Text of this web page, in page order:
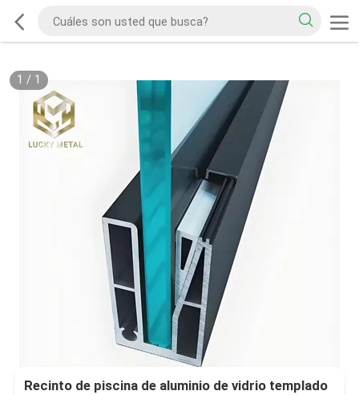
1 / 1
Recinto de piscina de aluminio de vidrio templado